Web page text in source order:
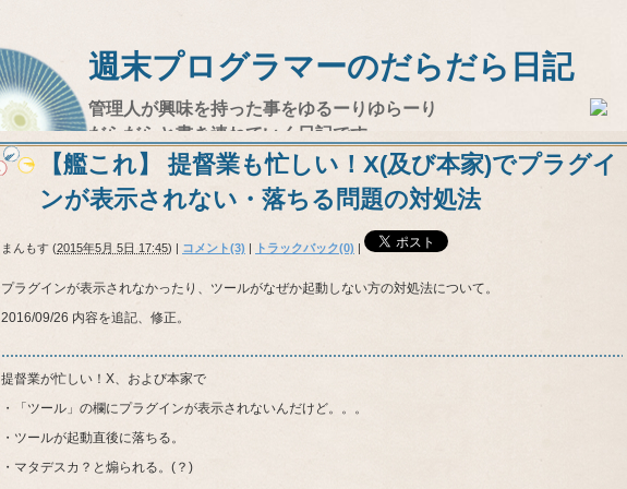
週末プログラマーのだらだら日記
管理人が興味を持った事をゆるーりゆらーり
だらだらと書き連ねていく日記です。
【艦これ】 提督業も忙しい！X(及び本家)でプラグイ
ンが表示されない・落ちる問題の対処法
まんもす (2015年5月 5日 17:45) | コメント(3) | トラックバック(0) |
プラグインが表示されなかったり、ツールがなぜか起動しない方の対処法について。
2016/09/26 内容を追記、修正。
提督業が忙しい！X、および本家で
・「ツール」の欄にプラグインが表示されないんだけど。。。
・ツールが起動直後に落ちる。
・マタデスカ？と煽られる。(？)